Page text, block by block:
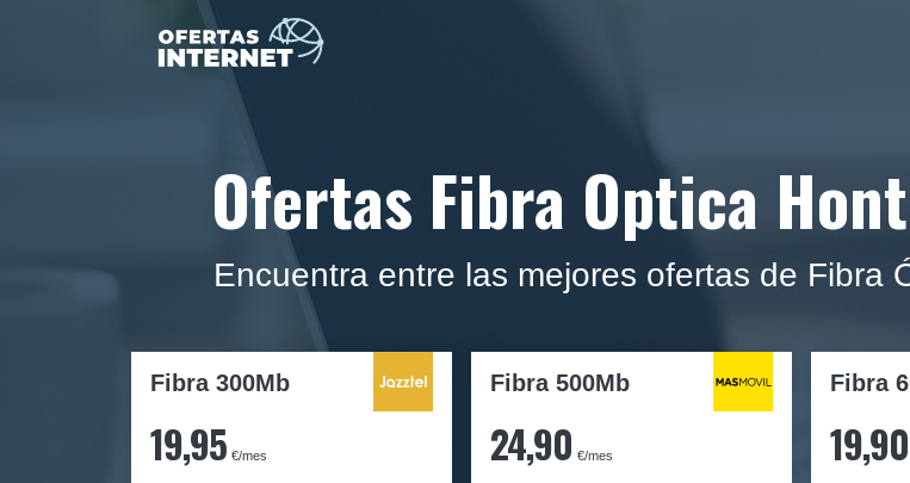
Ofertas Fibra Optica
Encuentra entre las mejores ofertas de Fibra
Fibra 300Mb
19,95 €/mes
Fibra 500Mb
24,90 €/mes
Fibra
19,90